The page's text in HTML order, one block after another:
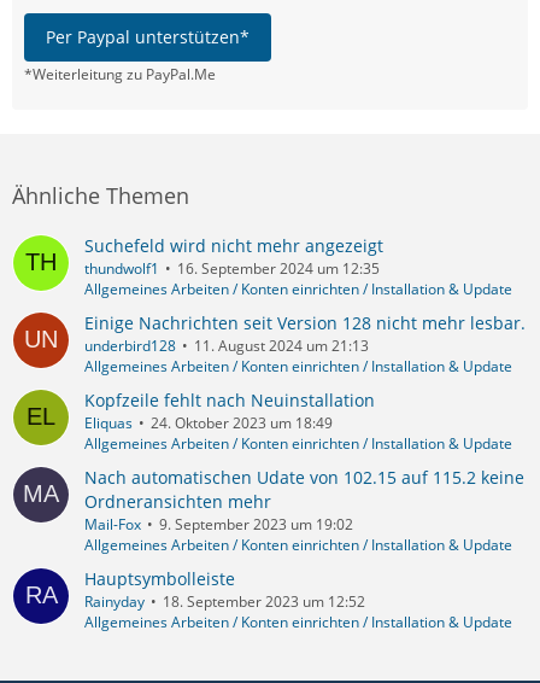
Per Paypal unterstützen*
*Weiterleitung zu PayPal.Me
Ähnliche Themen
Suchefeld wird nicht mehr angezeigt
thundwolf1
16. September 2024 um 12:35
Allgemeines Arbeiten / Konten einrichten / Installation & Update
Einige Nachrichten seit Version 128 nicht mehr lesbar.
underbird128
11. August 2024 um 21:13
Allgemeines Arbeiten / Konten einrichten / Installation & Update
Kopfzeile fehlt nach Neuinstallation
Eliquas
24. Oktober 2023 um 18:49
Allgemeines Arbeiten / Konten einrichten / Installation & Update
Nach automatischen Udate von 102.15 auf 115.2 keine
Ordneransichten mehr
Mail-Fox
9. September 2023 um 19:02
Allgemeines Arbeiten / Konten einrichten / Installation & Update
Hauptsymbolleiste
Rainyday
18. September 2023 um 12:52
Allgemeines Arbeiten / Konten einrichten / Installation & Update